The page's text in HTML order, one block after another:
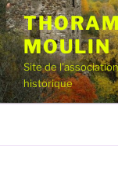
Aller
au
contenu
principal
MOULIN
Site de
historique